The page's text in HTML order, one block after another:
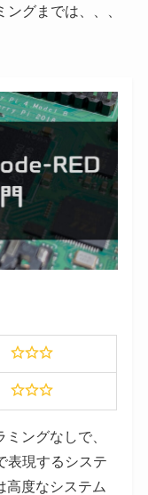
グまでは、、、
ングなしで、
表現するシステ
高度なシステム